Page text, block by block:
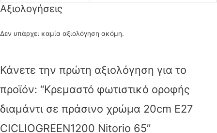
Αξιολογήσεις
Δεν υπάρχει καμία αξιολόγηση ακόμη.
Κάνετε την πρώτη αξιολόγηση για το
προϊόν: “Κρεμαστό φωτιστικό οροφής
διαμάντι σε πράσινο χρώμα 20cm Ε27
CICLIOGREEN1200 Nitorio 65”